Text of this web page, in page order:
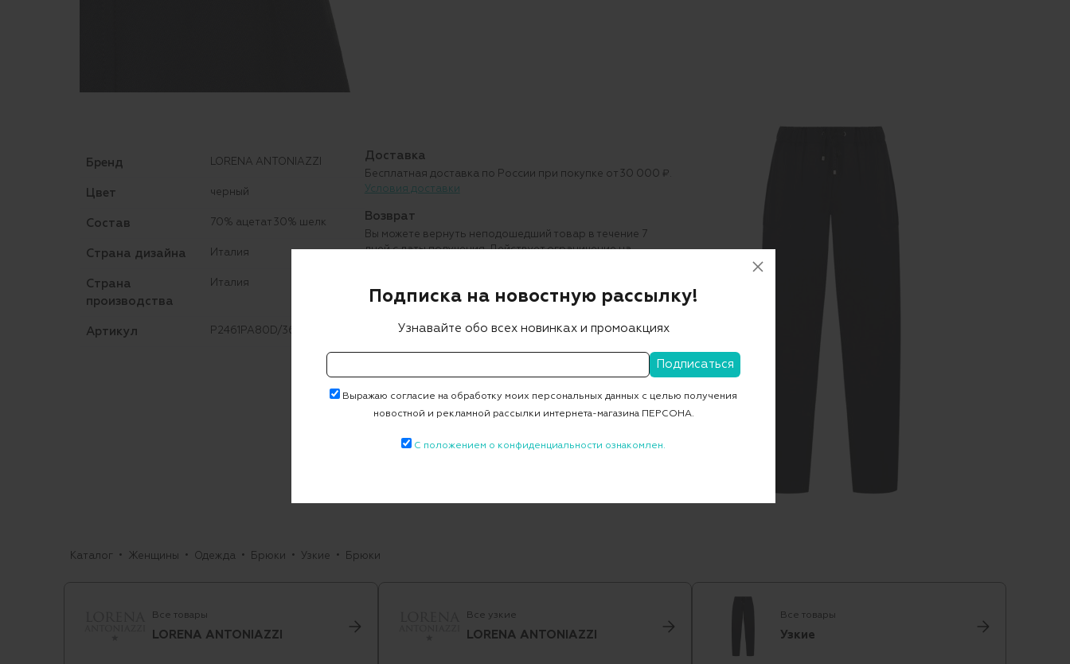
Бренд LORENA ANTONIAZZI
Цвет черный
Состав 70% ацетат 30% шелк
Страна дизайна Италия
Страна
производства
Италия
Артикул P2461PA80D/3612
Доставка
Бесплатная доставка по России при покупке от 30 000 ₽.
Условия доставки
Возврат
Вы можете вернуть неподошедший товар в течение 7
дней с даты получения. Действует ограничение на
технически сложных изделий.Условия возврата
Каталог Женщины Одежда Брюки Узкие Брюки
Все товары
LORENA ANTONIAZZI
Все узкие
LORENA ANTONIAZZI
Все товары
Узкие
Подписка на новостную рассылку!
Узнавайте обо всех новинках и промоакциях
Выражаю согласие на обработку моих персональных данных с целью получения
новостной и рекламной рассылки интернета-магазина ПЕРСОНА.
С положением о конфиденциальности ознакомлен.